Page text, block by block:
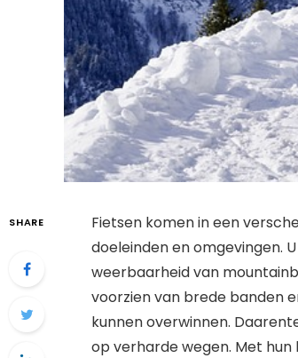
SHARE
Fietsen komen in een
doeleinden en omgevingen.
weerbaarheid van
voorzien van brede banden
kunnen overwinnen.
op verharde wegen. Met